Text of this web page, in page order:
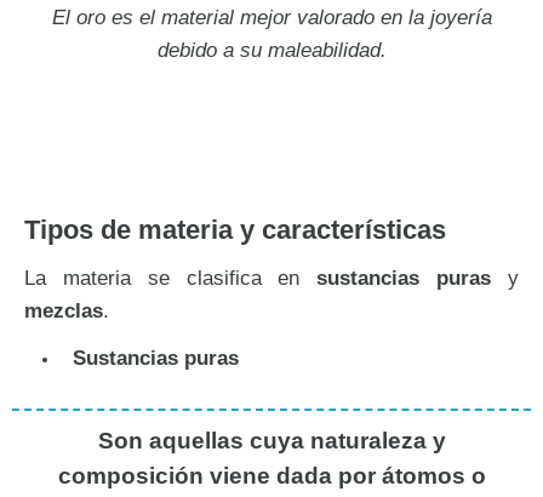
El oro es el material mejor valorado en la joyería
debido a su maleabilidad.
Tipos de materia y características
La materia se clasifica ensustancias puras y
mezclas.
Sustancias puras
Son aquellas cuya naturaleza y
composición viene dada por átomos o